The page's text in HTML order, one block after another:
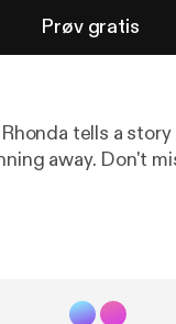
Prøv gratis
tells a
miss it! Share with